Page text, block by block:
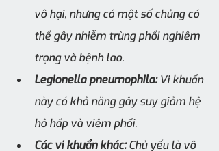
vô hại, nhưng có một số chủng có
thể gây nhiễm trùng phổi nghiêm
trọng và bệnh lao.
Legionella pneumophila: Vi khuẩn
này có khả năng gây suy giảm hệ
hô hấp và viêm phổi.
Các vi khuẩn khác: Chủ yếu là vô